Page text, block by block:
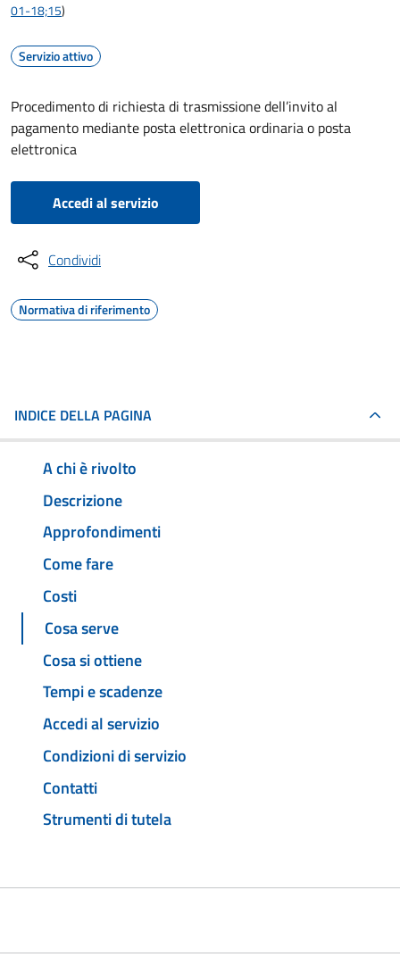
01-18;15)
Servizio attivo
Procedimento di richiesta di trasmissione dell’invito al
pagamento mediante posta elettronica ordinaria o posta
elettronica
Accedi al servizio
Condividi
Normativa di riferimento
INDICE DELLA PAGINA
A chi è rivolto
Descrizione
Approfondimenti
Come fare
Costi
Cosa serve
Cosa si ottiene
Tempi e scadenze
Accedi al servizio
Condizioni di servizio
Contatti
Strumenti di tutela